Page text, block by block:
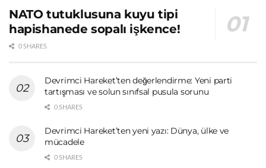
NATO tutuklusuna kuyu tipi
hapishanede sopalı işkence!
0 SHARES
Devrimci Hareket’ten değerlendirme: Yeni parti
tartışması ve solun sınıfsal pusula sorunu
0 SHARES
Devrimci Hareket’ten yeni yazı: Dünya, ülke ve
mücadele
0 SHARES